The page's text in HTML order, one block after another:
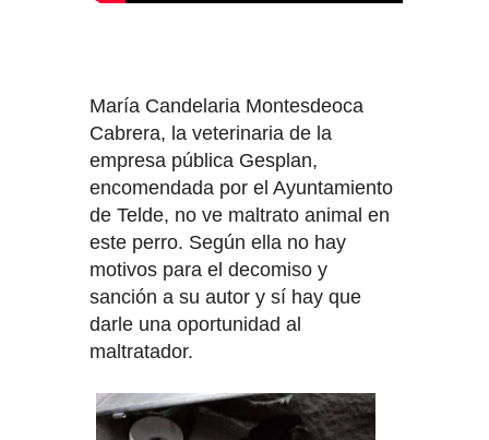
DOCTOR ARENCIBIA: "LAS
INFUSIONES Y LOS TRASTORNOS
MENTALES"
ROSANNA L ROMERO: "EL ARTE
DE VOLVER A CASA: UN VIAJE
PROGRESIVO HACIA LA
MENTE Y ALMA"
María Candelaria Montesdeoca
Cabrera, la veterinaria de la
empresa pública Gesplan,
encomendada por el Ayuntamiento
de Telde, no ve maltrato animal en
este perro. Según ella no hay
motivos para el decomiso y
sanción a su autor y sí hay que
darle una oportunidad al
maltratador.